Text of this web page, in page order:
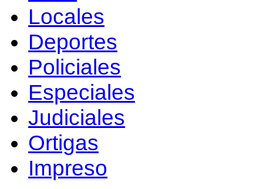
Locales
Deportes
Policiales
Especiales
Judiciales
Ortigas
Impreso